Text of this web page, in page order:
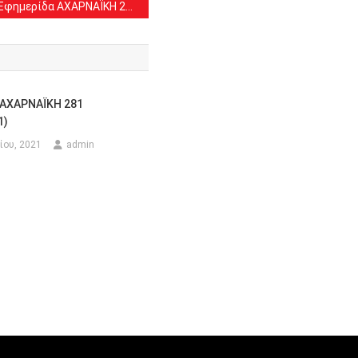
Εφημερίδα ΑΧΑΡΝΑΪΚΗ 246 (21/6/2020)
281
2021 admin